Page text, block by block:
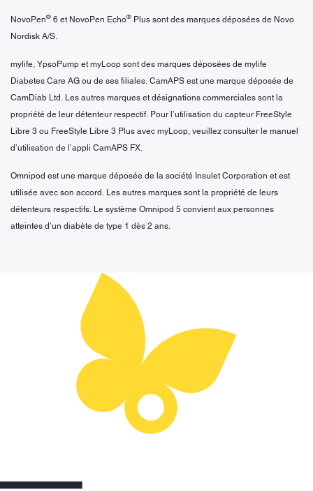
NovoPen® 6 et NovoPen Echo® Plus sont des marques déposées de Novo
Nordisk A/S.
mylife, YpsoPump et myLoop sont des marques déposées de mylife
Diabetes Care AG ou de ses filiales. CamAPS est une marque déposée de
CamDiab Ltd. Les autres marques et désignations commerciales sont la
propriété de leur détenteur respectif. Pour l’utilisation du capteur FreeStyle
Libre 3 ou FreeStyle Libre 3 Plus avec myLoop, veuillez consulter le manuel
d’utilisation de l’appli CamAPS FX.
Omnipod est une marque déposée de la société Insulet Corporation et est
utilisée avec son accord. Les autres marques sont la propriété de leurs
détenteurs respectifs. Le système Omnipod 5 convient aux personnes
atteintes d’un diabète de type 1 dès 2 ans.